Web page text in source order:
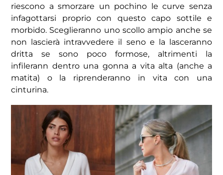
riescono a smorzare un pochino le curve senza
infagottarsi proprio con questo capo sottile e
morbido. Sceglieranno uno scollo ampio anche se
non lascierà intravvedere il seno e la lasceranno
dritta se sono poco formose, altrimenti la
infilerann dentro una gonna a vita alta (anche a
matita) o la riprenderanno in vita con una
cinturina.